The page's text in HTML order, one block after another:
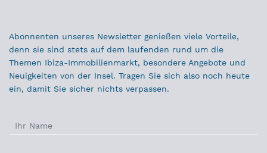
Abonnenten unseres Newsletter genießen viele Vorteile,
denn sie sind stets auf dem laufenden rund um die
Themen Ibiza-Immobilienmarkt, besondere Angebote und
Neuigkeiten von der Insel. Tragen Sie sich also noch heute
ein, damit Sie sicher nichts verpassen.